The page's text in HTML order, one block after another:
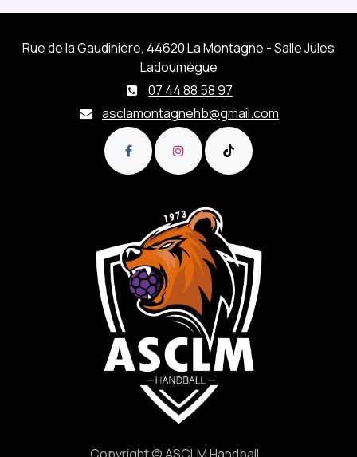
Rue de la Gaudinière, 44620 La Montagne - Salle Jules
Ladoumègue
07 44 88 58 97
asclamontagnehb@gmail.com